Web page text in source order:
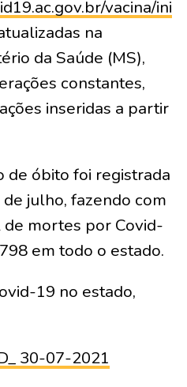
vacina/
na
da Saúde (MS),
constantes,
inseridas a partir
de óbito foi registrada
julho, fazendo com
mortes por Covid-
em todo o estado.
19 no estado,
30-07-2021